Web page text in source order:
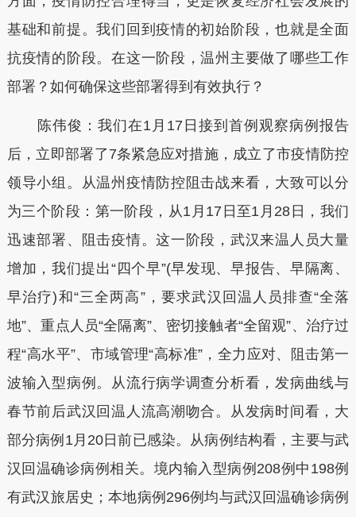
基础和前提。我们回到疫情的初始阶段，也就是全面
抗疫情的阶段。在这一阶段，温州主要做了哪些工作
部署？如何确保这些部署得到有效执行？
陈伟俊：我们在1月17日接到首例观察病例报告
后，立即部署了7条紧急应对措施，成立了市疫情防控
领导小组。从温州疫情防控阻击战来看，大致可以分
为三个阶段：第一阶段，从1月17日至1月28日，我们
迅速部署、阻击疫情。这一阶段，武汉来温人员大量
增加，我们提出“四个早”(早发现、早报告、早隔离、
早治疗)和“三全两高”，要求武汉回温人员排查“全落
地”、重点人员“全隔离”、密切接触者“全留观”、治疗过
程“高水平”、市域管理“高标准”，全力应对、阻击第一
波输入型病例。从流行病学调查分析看，发病曲线与
春节前后武汉回温人流高潮吻合。从发病时间看，大
部分病例1月20日前已感染。从病例结构看，主要与武
汉回温确诊病例相关。境内输入型病例208例中198例
有武汉旅居史；本地病例296例均与武汉回温确诊病例